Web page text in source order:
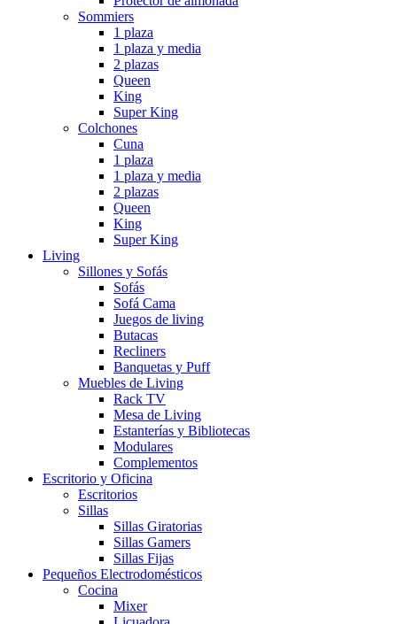
Sommiers
1 plaza
1 plaza y media
2 plazas
Queen
King
Super King
Colchones
Cuna
1 plaza
1 plaza y media
2 plazas
Queen
King
Super King
Living
Sillones y Sofás
Sofás
Sofá Cama
Juegos de living
Butacas
Recliners
Banquetas y Puff
Muebles de Living
Rack TV
Mesa de Living
Estanterías y Bibliotecas
Modulares
Complementos
Escritorio y Oficina
Escritorios
Sillas
Sillas Giratorias
Sillas Gamers
Sillas Fijas
Pequeños Electrodomésticos
Cocina
Mixer